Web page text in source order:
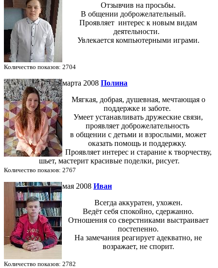
Отзывчив на просьбы.
В общении доброжелательный.
Проявляет интерес к новым видам
деятельности.
Увлекается компьютерными играми.
Количество показов: 2704
марта 2008 Полина
Мягкая, добрая, душевная, мечтающая о
поддержке и заботе.
Умеет устанавливать дружеские связи,
проявляет доброжелательность
в общении с детьми и взрослыми, может
оказать помощь и поддержку.
Проявляет интерес и старание к творчеству,
шьет, мастерит красивые поделки, рисует.
Количество показов: 2767
мая 2008 Иван
Всегда аккуратен, ухожен.
Ведёт себя спокойно, сдержанно.
Отношения со сверстниками выстраивает
постепенно.
На замечания реагирует адекватно, не
возражает, не спорит.
Количество показов: 2782